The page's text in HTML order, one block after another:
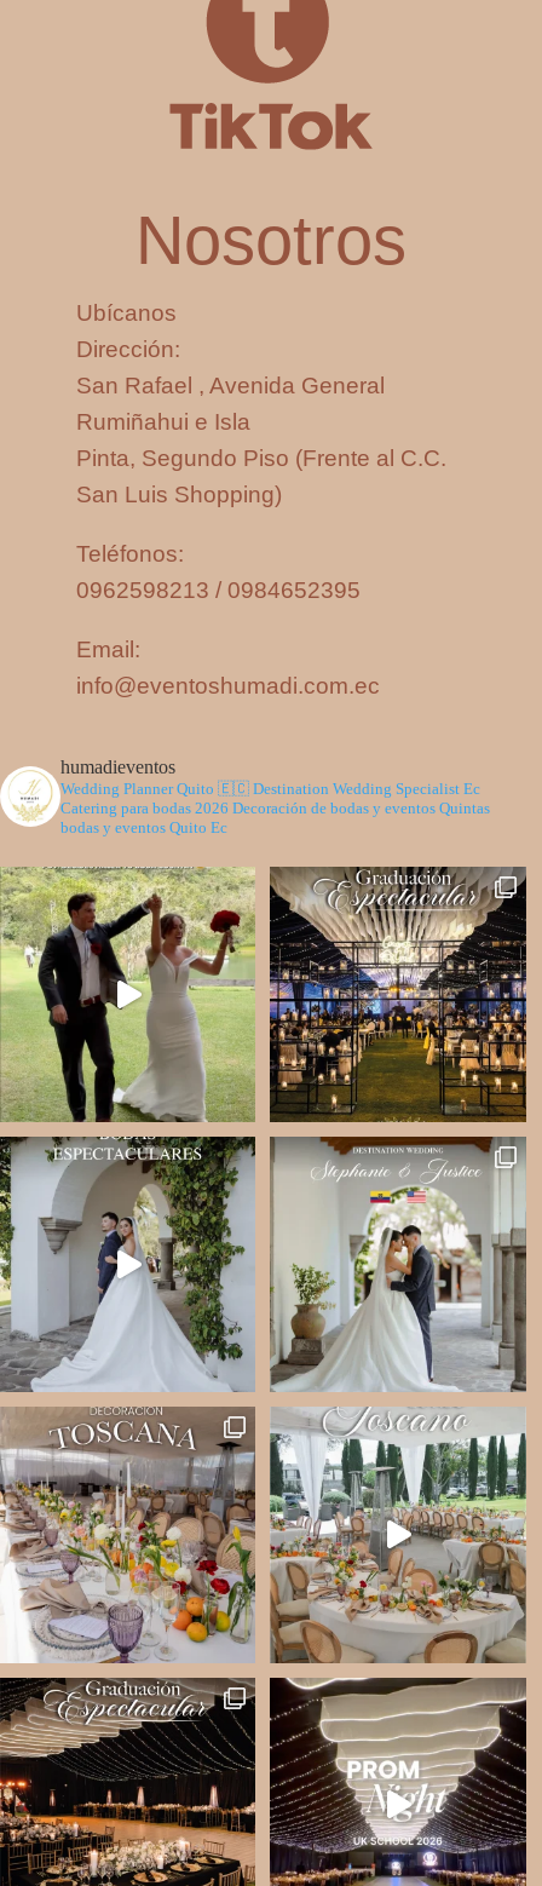
Nosotros
Ubícanos
Dirección:
San Rafael , Avenida General
Rumiñahui e Isla
Pinta, Segundo Piso (Frente al C.C.
San Luis Shopping)
Teléfonos:
0962598213 / 0984652395
Email:
info@eventoshumadi.com.ec
humadieventos
Wedding Planner Quito 🇪🇨 Destination Wedding Specialist Ec
Catering para bodas 2026 Decoración de bodas y eventos Quintas
bodas y eventos Quito Ec